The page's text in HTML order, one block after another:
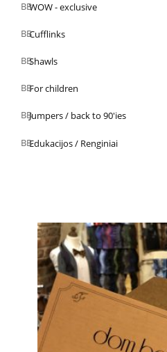
WOW - exclusive
Cufflinks
Shawls
For children
Jumpers / back to 90'ies
Edukacijos / Renginiai